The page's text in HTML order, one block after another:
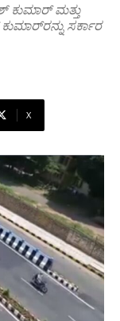
ಕುಮಾರ್‌ ಮತ್ತು
ಸರ್ಕಾರ
X